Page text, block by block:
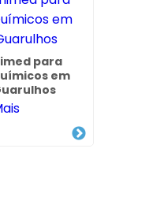
para
em